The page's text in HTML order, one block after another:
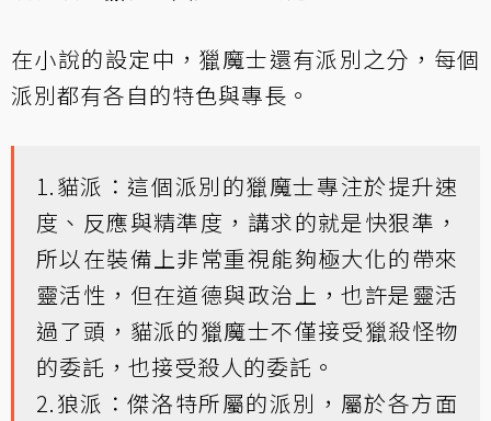
在小說的設定中，獵魔士還有派別之分，每個
派別都有各自的特色與專長。
1.貓派：這個派別的獵魔士專注於提升速
度、反應與精準度，講求的就是快狠準，
所以在裝備上非常重視能夠極大化的帶來
靈活性，但在道德與政治上，也許是靈活
過了頭，貓派的獵魔士不僅接受獵殺怪物
的委託，也接受殺人的委託。
2.狼派：傑洛特所屬的派別，屬於各方面